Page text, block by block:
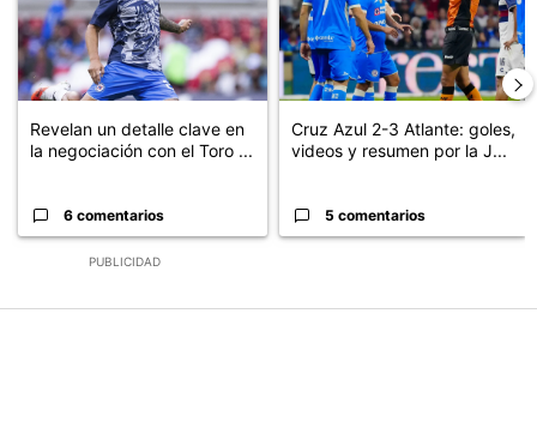
PUBLICIDAD
Revelan un detalle clave en
la negociación con el Toro ...
6 comentarios
Cruz Azul 2-3 Atlante: goles,
videos y resumen por la J...
5 comentarios